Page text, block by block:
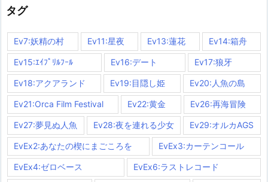
ー
タグ
Ev7:妖精の村 Ev11:星夜 Ev13:蓮花 Ev14:箱舟
Ev15:ｴｲﾌﾟﾘﾙﾌｰﾙ Ev16:デート Ev17:狼牙
Ev18:アクアランド Ev19:目隠し姫 Ev20:人魚の島
Ev21:Orca Film Festival Ev22:黄金 Ev26:再海冒険
Ev27:夢見ぬ人魚 Ev28:夜を連れる少女 Ev29:オルカAGS
EvEx2:あなたの楔にまごころを EvEx3:カーテンコール
EvEx4:ゼロベース EvEx6:ラストレコード